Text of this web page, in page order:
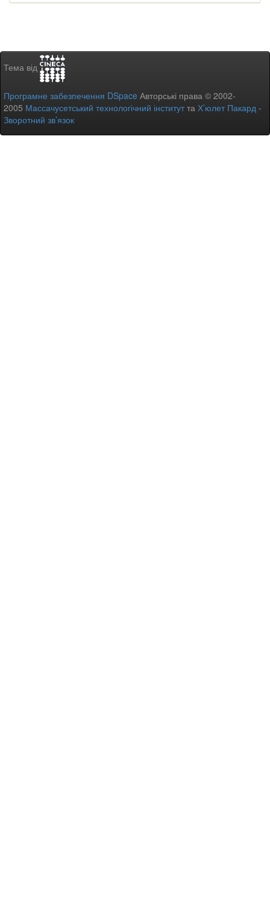
Тема від
Програмне забезпечення DSpace Авторські права © 2002-
2005 Массачусетський технологічний інститутта Х’юлет Пакард -
Зворотний зв’язок